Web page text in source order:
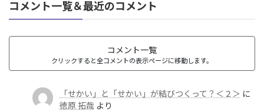
コメント一覧＆最近のコメント
コメント一覧
クリックすると全コメントの表示ページに移動します。
「せかい」と「せかい」が結びつくって？＜２＞ に
徳原 拓哉 より